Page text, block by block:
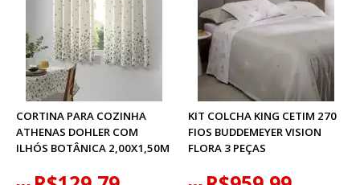
CORTINA PARA COZINHA
ATHENAS DOHLER COM
ILHÓS BOTÂNICA 2,00X1,50M
KIT COLCHA KING CETIM 270
FIOS BUDDEMEYER VISION
FLORA 3 PEÇAS